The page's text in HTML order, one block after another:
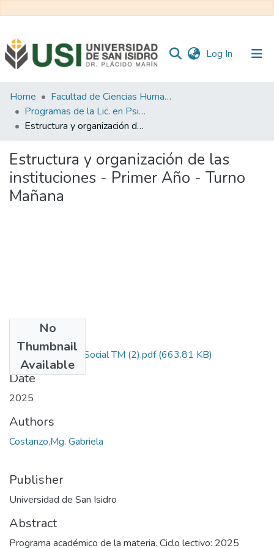
Log In (current)
Communities
&
Collections
Statistics
Home
Facultad de Ciencias Humanas y Sociales
Programas de la Lic. en Psicología
Estructura y organización de las instituciones - Primer Año - Turno Mañana
Estructura y organización de las
instituciones - Primer Año - Turno
Mañana
No
Thumbnail
Available
Epistemología Social TM (2).pdf(663.81 KB)
Date
2025
Authors
Costanzo,Mg. Gabriela
Publisher
Universidad de San Isidro
Abstract
Programa académico de la materia. Ciclo lectivo: 2025